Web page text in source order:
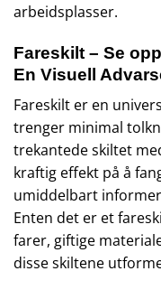
arbeidsplasser.
Fareskilt – Se
En Visuell
Fareskilt er en
trenger minimal
trekantede skiltet
kraftig effekt på å
umiddelbart
Enten det er et
farer, giftige
disse skiltene